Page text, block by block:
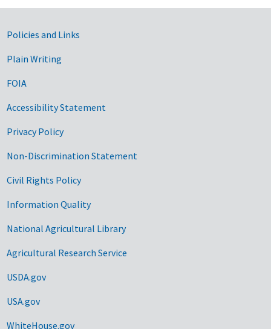
Government Links
Policies and Links
Plain Writing
FOIA
Accessibility Statement
Privacy Policy
Non-Discrimination Statement
Civil Rights Policy
Information Quality
National Agricultural Library
Agricultural Research Service
USDA.gov
USA.gov
WhiteHouse.gov